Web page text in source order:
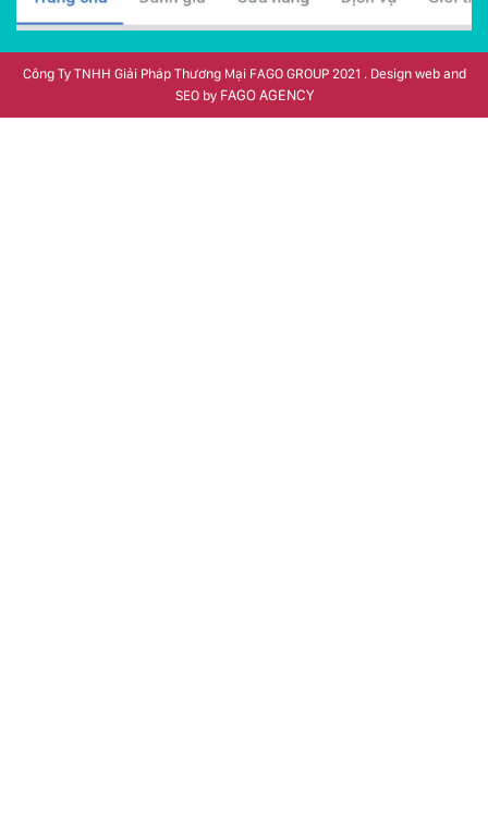
Công Ty TNHH Giải Pháp Thương Mại FAGO GROUP 2021 . Design web and
SEO by FAGO AGENCY